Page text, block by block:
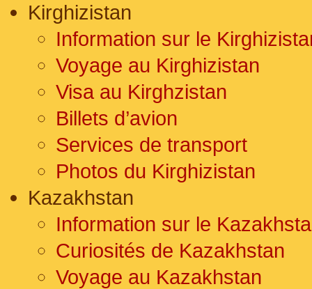
Kirghizistan
Information sur le
Voyage au Kirghizistan
Visa au Kirghzistan
Billets d’avion
Services de transport
Photos du Kirghizistan
Kazakhstan
Information sur le
Curiosités de Kazakhstan
Voyage au Kazakhstan